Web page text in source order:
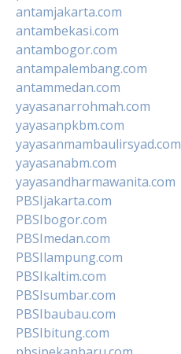
antamjakarta.com
antambekasi.com
antambogor.com
antampalembang.com
antammedan.com
yayasanarrohmah.com
yayasanpkbm.com
yayasanmambaulirsyad.com
yayasanabm.com
yayasandharmawanita.com
PBSIjakarta.com
PBSIbogor.com
PBSImedan.com
PBSIlampung.com
PBSIkaltim.com
PBSIsumbar.com
PBSIbaubau.com
PBSIbitung.com